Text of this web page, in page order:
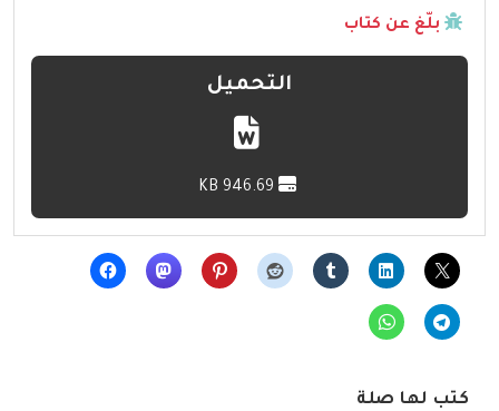
بلّغ عن كتاب
التحميل
كتب لها صلة